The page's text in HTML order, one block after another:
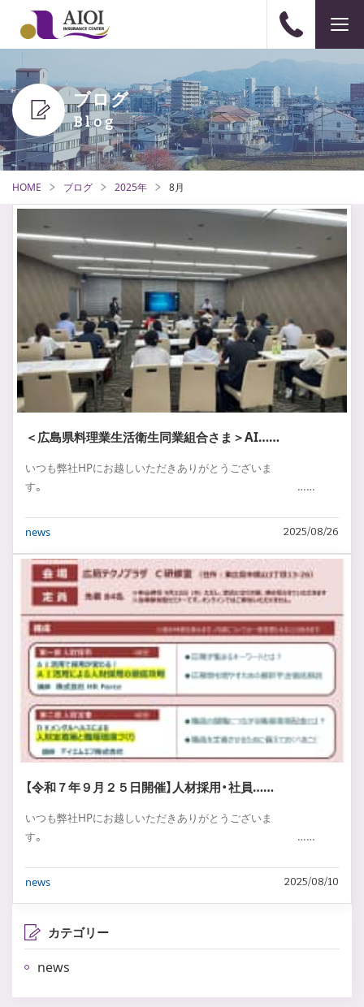
ブログ
HOME ブログ 2025年 8月
＜広島県料理業生活衛生同業組合さま＞AI……
いつも弊社HPにお越しいただきありがとうございま
す。 ……
news 2025/08/26
【令和７年９月２５日開催】人材採用・社員……
いつも弊社HPにお越しいただきありがとうございま
す。 ……
news 2025/08/10
カテゴリー
news